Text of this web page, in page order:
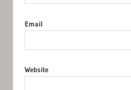
Email
Website